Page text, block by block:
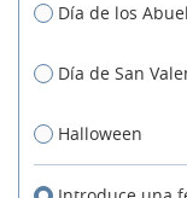
Día de los
Día de San
Halloween